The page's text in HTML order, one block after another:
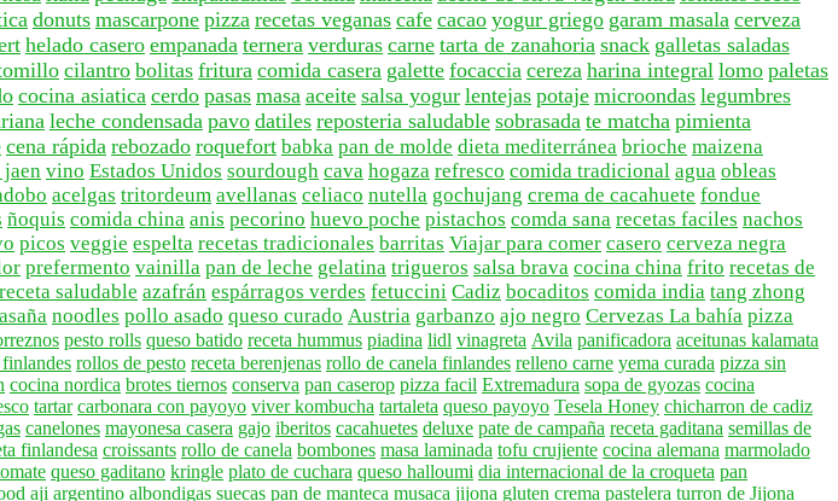
donuts mascarpone pizza recetas veganas cafe cacao yogur griego garam masala cerveza
helado casero empanada ternera verduras carne tarta de zanahoria snack galletas saladas
cilantro bolitas fritura comida casera galette focaccia cereza harina integral lomo paletas
cocina asiatica cerdo pasas masa aceite salsa yogur lentejas potaje microondas legumbres
leche condensada pavo datiles reposteria saludable sobrasada te matcha pimienta
cena rápida rebozado roquefort babka pan de molde dieta mediterránea brioche maizena
vino Estados Unidos sourdough cava hogaza refresco comida tradicional agua obleas
acelgas tritordeum avellanas celiaco nutella gochujang crema de cacahuete fondue
ñoquis comida china anis pecorino huevo poche pistachos comda sana recetas faciles nachos
picos veggie espelta recetas tradicionales barritas Viajar para comer casero cerveza negra
prefermento vainilla pan de leche gelatina trigueros salsa brava cocina china frito recetas de
receta saludable azafrán espárragos verdes fetuccini Cadiz bocaditos comida india tang zhong
noodles pollo asado queso curado Austria garbanzo ajo negro Cervezas La bahía pizza
pesto rolls queso batido receta hummus piadina lidl vinagreta Avila panificadora aceitunas kalamata
rollos de pesto receta berenjenas rollo de canela finlandes relleno carne yema curada pizza sin
cocina nordica brotes tiernos conserva pan caserop pizza facil Extremadura sopa de gyozas cocina
tartar carbonara con payoyo viver kombucha tartaleta queso payoyo Tesela Honey chicharron de cadiz
canelones mayonesa casera gajo iberitos cacahuetes deluxe pate de campaña receta gaditana semillas de
finlandesa croissants rollo de canela bombones masa laminada tofu crujiente cocina alemana marmolado
queso gaditano kringle plato de cuchara queso halloumi dia internacional de la croqueta pan
aji argentino albondigas suecas pan de manteca musaca jijona gluten crema pastelera turron de Jijona